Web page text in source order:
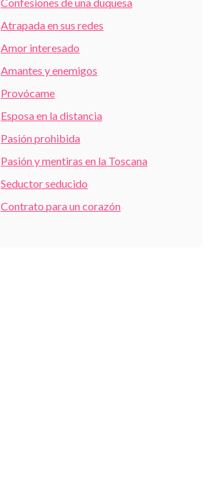
Atrapada en sus redes
Amor interesado
Amantes y enemigos
Provócame
Esposa en la distancia
Pasión prohibida
Pasión y mentiras en la Toscana
Seductor seducido
Contrato para un corazón